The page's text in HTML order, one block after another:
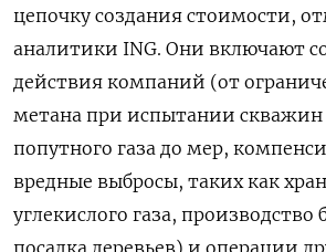
цепочку создания стоимости,
аналитики ING. Они включают
действия компаний (от
метана при испытании
попутного газа до мер,
вредные выбросы, таких как
углекислого газа,
посадка деревьев) и операции